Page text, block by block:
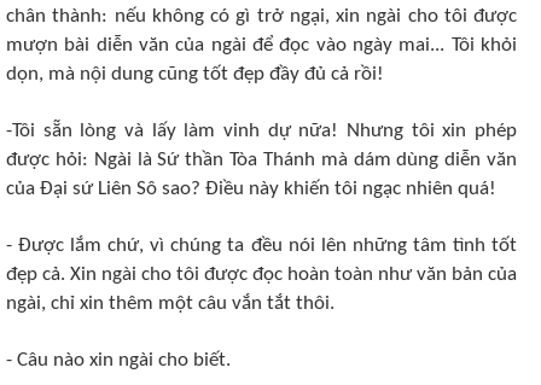
chân thành: nếu không có gì trở ngại, xin ngài cho tôi được
mượn bài diễn văn của ngài để đọc vào ngày mai... Tôi khỏi
dọn, mà nội dung cũng tốt đẹp đầy đủ cả rồi!
-Tôi sẵn lòng và lấy làm vinh dự nữa! Nhưng tôi xin phép
được hỏi: Ngài là Sứ thần Tòa Thánh mà dám dùng diễn văn
của Ðại sứ Liên Sô sao? Ðiều này khiến tôi ngạc nhiên quá!
- Ðược lắm chứ, vì chúng ta đều nói lên những tâm tình tốt
đẹp cả. Xin ngài cho tôi được đọc hoàn toàn như văn bản của
ngài, chỉ xin thêm một câu vắn tắt thôi.
- Câu nào xin ngài cho biết.